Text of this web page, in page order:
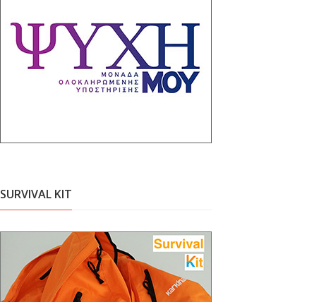
SURVIVAL KIT